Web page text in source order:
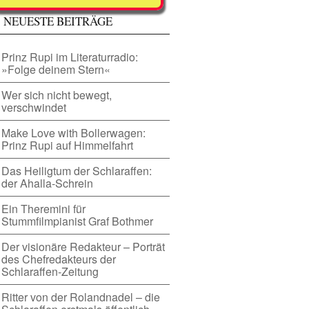
BEITRÄGE
Prinz Rupi im Literaturradio:
»Folge deinem Stern«
Wer sich nicht bewegt,
verschwindet
Make Love with Bollerwagen:
Prinz Rupi auf Himmelfahrt
Das Heiligtum der Schlaraffen:
der Ahalla-Schrein
Ein Theremini für
Stummfilmpianist Graf Bothmer
Der visionäre Redakteur – Porträt
des Chefredakteurs der
Schlaraffen-Zeitung
Ritter von der Rolandnadel – die